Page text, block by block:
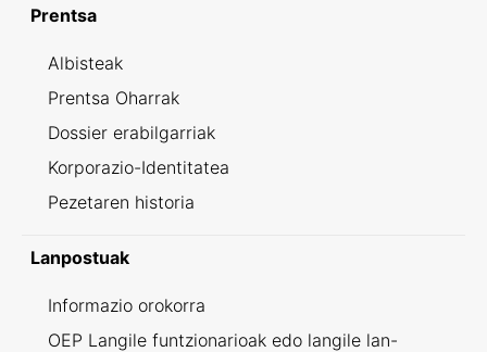
Prentsa
Albisteak
Prentsa Oharrak
Dossier erabilgarriak
Korporazio-Identitatea
Pezetaren historia
Lanpostuak
Informazio orokorra
OEP Langile funtzionarioak edo langile lan-